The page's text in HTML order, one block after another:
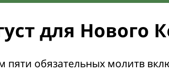
для Нового
пяти обязательных молитв